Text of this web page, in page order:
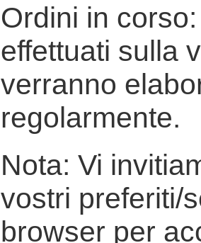
Ordini in
effettuati sulla
verranno
regolarmente.
Nota: Vi
vostri preferiti/
browser per